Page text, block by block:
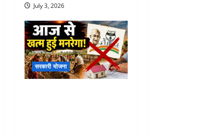
July 3, 2026
सरकारी योजना